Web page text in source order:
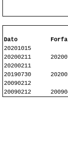
Dato
20201015
20200211
20200211
20190730
20090212
20090212